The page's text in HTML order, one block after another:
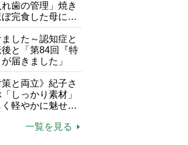
歯の管理」焼き
完食した母に息
が引いた理由
ました～認知症と
と「第84回『特
届きました」
策と両立》紀子さ
しっかり素材」
軽やかに魅せる
一覧を見る